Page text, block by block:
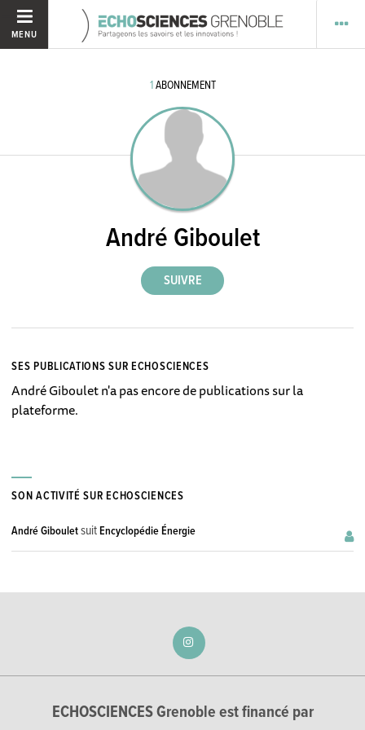
MENU
1ABONNEMENT
André Giboulet
SES PUBLICATIONS SUR ECHOSCIENCES
André Giboulet n'a pas encore de publications sur la
plateforme.
SON ACTIVITÉ SUR ECHOSCIENCES
André GibouletsuitEncyclopédie Énergie
ECHOSCIENCES Grenoble est financé par